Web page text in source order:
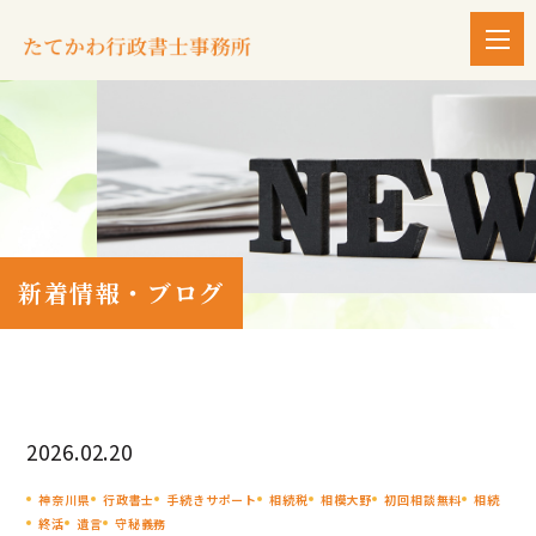
新着情報・ブログ
2026.02.20
神奈川県 行政書士 手続きサポート 相続税 相模大野 初回相談無料
相続
終活
遺言 守秘義務